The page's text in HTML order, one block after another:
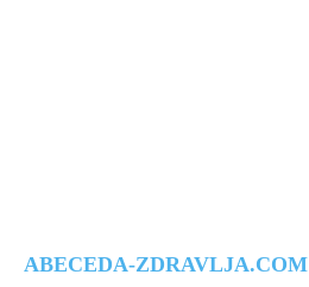
ABECEDA-ZDRAVLJA.COM